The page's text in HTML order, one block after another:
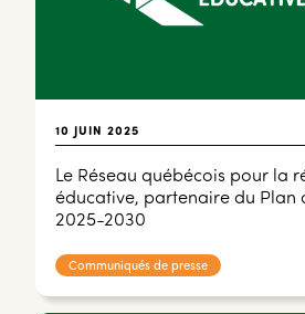
10 JUIN 2025
Le Réseau québécois pour la
éducative, partenaire du Plan
2025-2030
Communiqués de presse